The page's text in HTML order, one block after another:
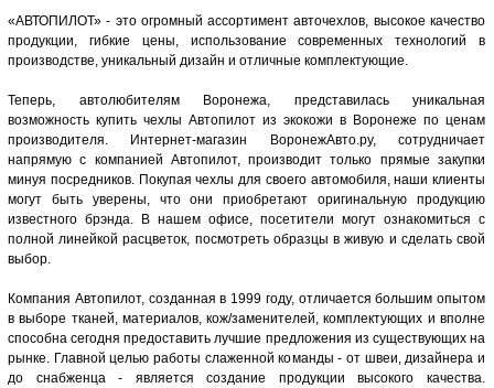
«АВТОПИЛОТ» - это огромный ассортимент авточехлов, высокое качество
продукции, гибкие цены, использование современных технологий в
производстве, уникальный дизайн и отличные комплектующие.
Теперь, автолюбителям Воронежа, представилась уникальная
возможность купить чехлы Автопилот из экокожи в Воронеже по ценам
производителя. Интернет-магазин ВоронежАвто.ру, сотрудничает
напрямую с компанией Автопилот, производит только прямые закупки
минуя посредников. Покупая чехлы для своего автомобиля, наши клиенты
могут быть уверены, что они приобретают оригинальную продукцию
известного брэнда. В нашем офисе, посетители могут ознакомиться с
полной линейкой расцветок, посмотреть образцы в живую и сделать свой
выбор.
Компания Автопилот, созданная в 1999 году, отличается большим опытом
в выборе тканей, материалов, кож/заменителей, комплектующих и вполне
способна сегодня предоставить лучшие предложения из существующих на
рынке. Главной целью работы слаженной команды - от швеи, дизайнера и
до снабженца - является создание продукции высокого качества.